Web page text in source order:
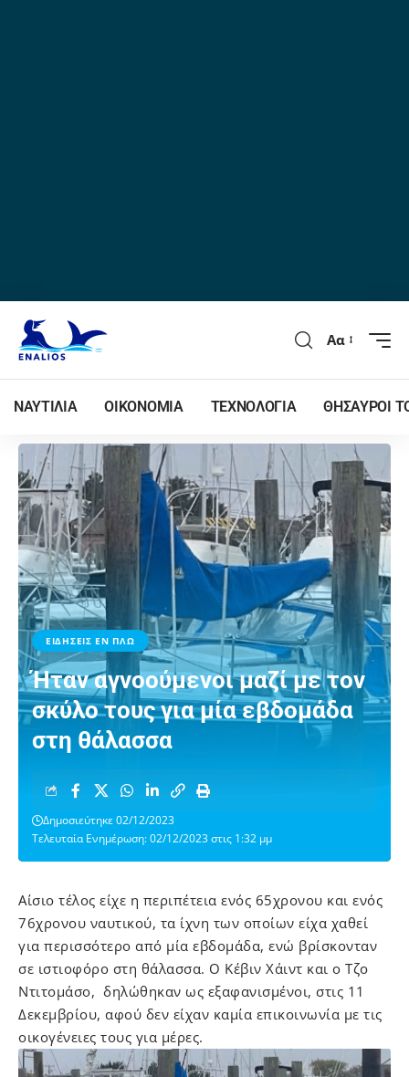
Αα
ΝΑΥΤΙΛΙΑ ΟΙΚΟΝΟΜΙΑ ΤΕΧΝΟΛΟΓΙΑ ΘΗΣΑΥΡΟΙ
ΕΙΔΗΣΕΙΣ ΕΝ ΠΛΩ
Ήταν αγνοούμενοι μαζί με τον
σκύλο τους για μία εβδομάδα
στη θάλασσα
Τελευταία Ενημέρωση: 02/12/2023 στις 1:32 μμ
Δημοσιεύτηκε 02/12/2023
Αίσιο τέλος είχε η περιπέτεια ενός 65χρονου και ενός
76χρονου ναυτικού, τα ίχνη των οποίων είχα χαθεί
για περισσότερο από μία εβδομάδα, ενώ βρίσκονταν
σε ιστιοφόρο στη θάλασσα. Ο Κέβιν Χάιντ και ο Τζο
Ντιτομάσο, δηλώθηκαν ως εξαφανισμένοι, στις 11
Δεκεμβρίου, αφού δεν είχαν καμία επικοινωνία με τις
οικογένειες τους για μέρες.